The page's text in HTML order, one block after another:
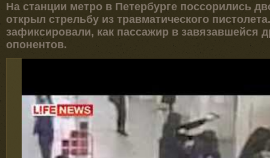
На станции метро в Петербурге поссорились
открыл стрельбу из травматического
зафиксировали, как пассажир в завязавшейся
опонентов.